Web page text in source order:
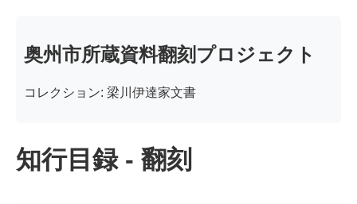
奥州市所蔵資料翻刻プロジェクト
コレクション: 梁川伊達家文書
知行目録 - 翻刻